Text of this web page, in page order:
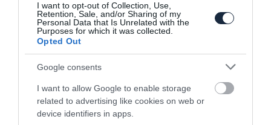
I want to opt-out of Collection, Use,
Retention, Sale, and/or Sharing of my
Personal Data that Is Unrelated with the
Purposes for which it was collected.
Opted Out
Google consents
I want to allow Google to enable storage
related to advertising like cookies on web or
device identifiers in apps.
Oroszok tupírozták fel a Cayenne-t